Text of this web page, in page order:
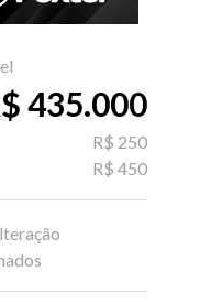
435.000
R$ 250
R$ 450